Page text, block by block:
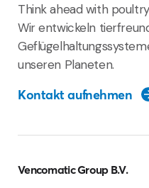
Think ahead with
Wir entwickeln
unseren Planeten.
Kontakt aufnehmen
Vencomatic Group B.V.